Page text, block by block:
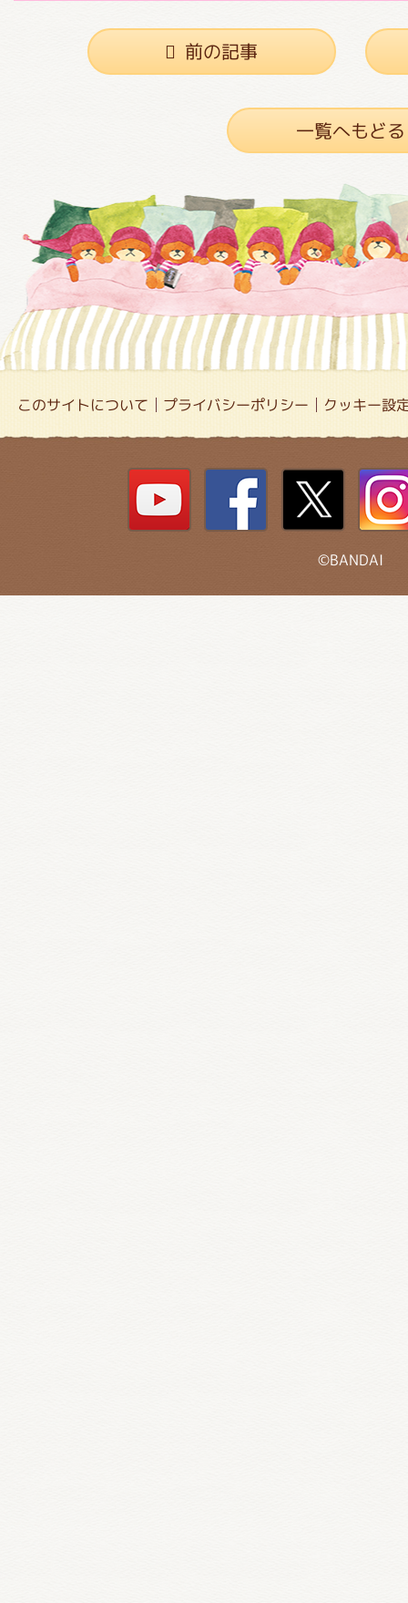
前の記事
一覧へもどる
このサイトについて プライバシーポリシー クッキー設
©BANDAI